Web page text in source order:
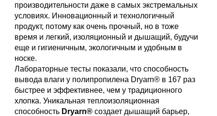
производительности даже в самых экстремальных
условиях. Инновационный и технологичный
продукт, потому как очень прочный, но в тоже
время и легкий, изоляционный и дышащий, будучи
еще и гигиеничным, экологичным и удобным в
носке.
Лабораторные тесты показали, что способность
вывода влаги у полипропилена Dryarn® в 167 раз
быстрее и эффективнее, чем у традиционного
хлопка. Уникальная теплоизоляционная
способность Dryarn® создает дышащий барьер,